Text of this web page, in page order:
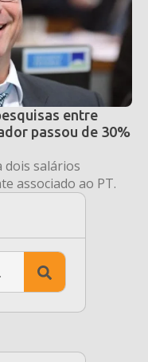
entre
passou de 30%
dois salários
associado ao PT.
Search